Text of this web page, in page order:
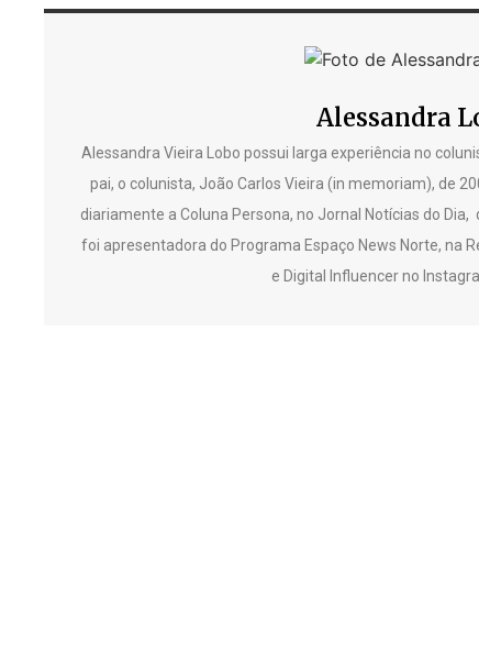
Alessandra
Alessandra Vieira Lobo possui larga experiência no
pai, o colunista, João Carlos Vieira (in memoriam), de
diariamente a Coluna Persona, no Jornal Notícias do
foi apresentadora do Programa Espaço News Norte, na
e Digital Influencer no